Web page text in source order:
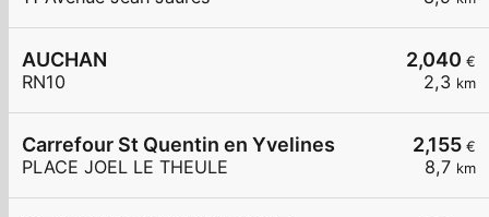
2,040 €
2,3 km
AUCHAN
RN10
2,155 €
8,7 km
Carrefour St Quentin en Yvelines
PLACE JOEL LE THEULE